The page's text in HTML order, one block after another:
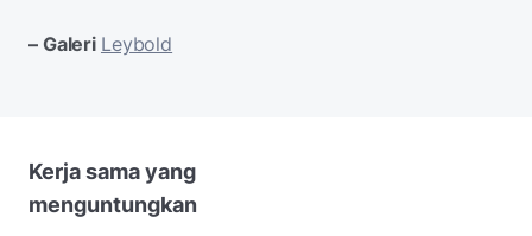
– Galeri Leybold
Kerja sama yang
menguntungkan